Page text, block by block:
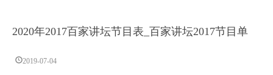
2020年2017百家讲坛节目表_百家讲坛2017节目单
2019-07-04